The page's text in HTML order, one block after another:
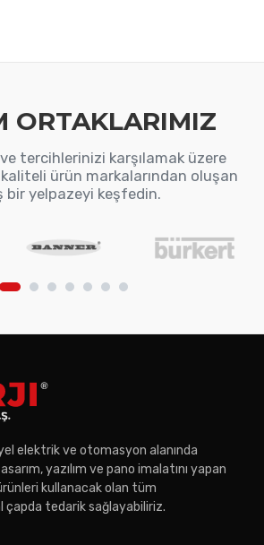
ORTAKLARIMIZ
ve tercihlerinizi karşılamak üzere
ürün markalarından oluşan
bir yelpazeyi keşfedin.
elektrik ve otomasyon alanında
yazılım ve pano imalatını yapan
kullanacak olan tüm
tedarik sağlayabiliriz.